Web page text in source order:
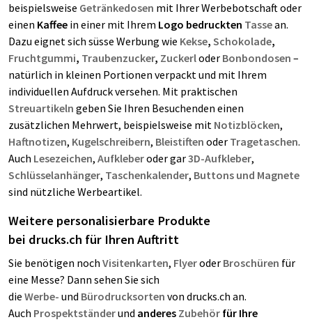
beispielsweise Getränkedosen mit Ihrer Werbebotschaft oder
einen Kaffee in einer mit Ihrem Logo bedruckten Tassean.
Dazu eignet sich süsse Werbung wie Kekse, Schokolade,
Fruchtgummi, Traubenzucker, Zuckerloder Bonbondosen –
natürlich in kleinen Portionen verpackt und mit Ihrem
individuellen Aufdruck versehen. Mit praktischen
Streuartikeln geben Sie Ihren Besuchenden einen
zusätzlichen Mehrwert, beispielsweise mit Notizblöcken,
Haftnotizen, Kugelschreibern, Bleistiften oder Tragetaschen.
Auch Lesezeichen, Aufkleberoder gar3D-Aufkleber,
Schlüsselanhänger, Taschenkalender, Buttons und Magnete
sind nützliche Werbeartikel.
Weitere personalisierbare Produkte
bei drucks.ch für Ihren Auftritt
Sie benötigen noch Visitenkarten, Flyeroder Broschüren für
eine Messe? Dann sehen Sie sich
die Werbe- und Bürodrucksorten von drucks.ch an.
Auch Prospektständerund anderes Zubehör für Ihre